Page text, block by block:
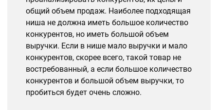
общий объем продаж. Наиболее подходящая
ниша не должна иметь большое количество
конкурентов, но иметь большой объем
выручки. Если в нише мало выручки и мало
конкурентов, скорее всего, такой товар не
востребованный, а если большое количество
конкурентов и большой объем выручки, то
пробиться будет очень сложно.